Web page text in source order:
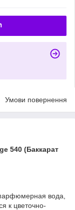
Умови повернення
(Баккарат
вода,
к цветочно-